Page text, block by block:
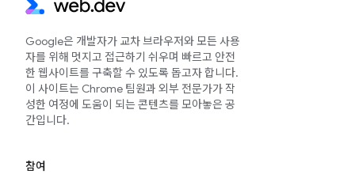
Google은 개발자가 교차 브라우저와 모든 사용
자를 위해 멋지고 접근하기 쉬우며 빠르고 안전
한 웹사이트를 구축할 수 있도록 돕고자 합니다.
이 사이트는 Chrome 팀원과 외부 전문가가 작
성한 여정에 도움이 되는 콘텐츠를 모아놓은 공
간입니다.
참여